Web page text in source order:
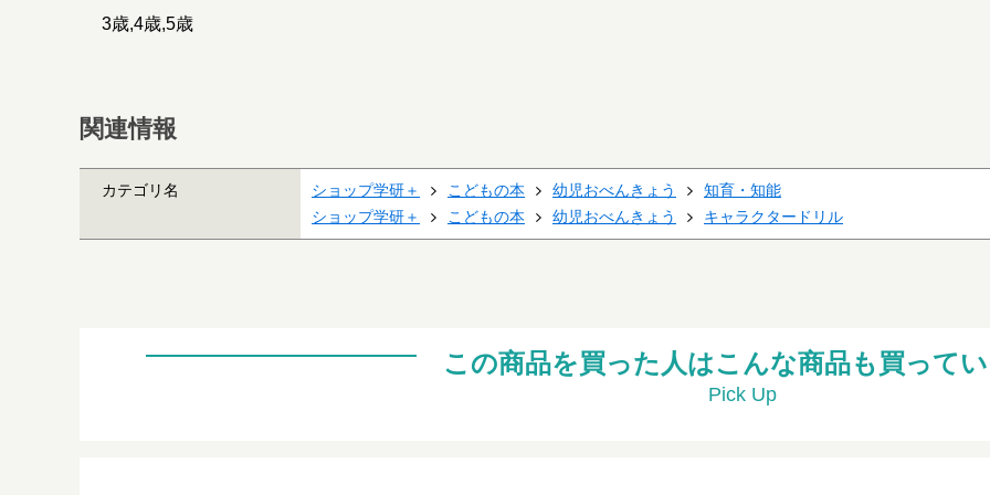
3歳,4歳,5歳
関連情報
カテゴリ名 ショップ学研＋ こどもの本 幼児おべんきょう
知育・知能
ショップ学研＋
こどもの本 幼児おべんきょう キャラクタードリル
この商品を買った人はこんな商品も買って
Pick Up